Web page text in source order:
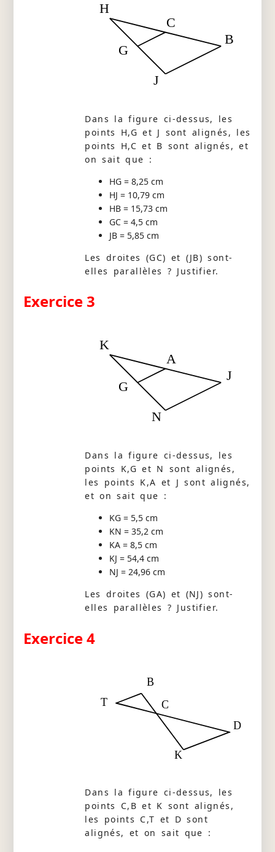
B
H
J
G
C
Dans la figure ci-dessus, les
points H,G et J sont alignés, les
points H,C et B sont alignés, et
on sait que :
HG = 8,25 cm
HJ = 10,79 cm
HB = 15,73 cm
GC = 4,5 cm
JB = 5,85 cm
Les droites (GC) et (JB) sont-
elles parallèles ? Justifier.
Exercice 3
J
K
N
G
A
Dans la figure ci-dessus, les
points K,G et N sont alignés,
les points K,A et J sont alignés,
et on sait que :
KG = 5,5 cm
KN = 35,2 cm
KA = 8,5 cm
KJ = 54,4 cm
NJ = 24,96 cm
Les droites (GA) et (NJ) sont-
elles parallèles ? Justifier.
Exercice 4
D
C
K
B
T
Dans la figure ci-dessus, les
points C,B et K sont alignés,
les points C,T et D sont
alignés, et on sait que :